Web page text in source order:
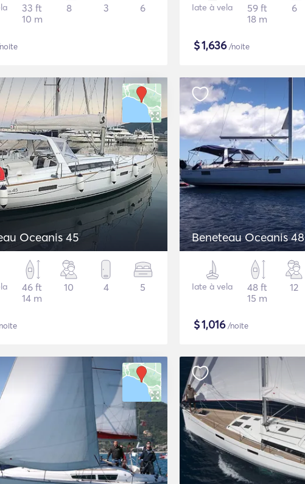
33 ft
10 m
8 3 6 Iate à vela
59 ft
18 m
6
$1,636/noite
Oceanis 45
46 ft
14 m
10 4 5
Beneteau Oceanis 48
Iate à vela
48 ft
15 m
12
$1,016/noite